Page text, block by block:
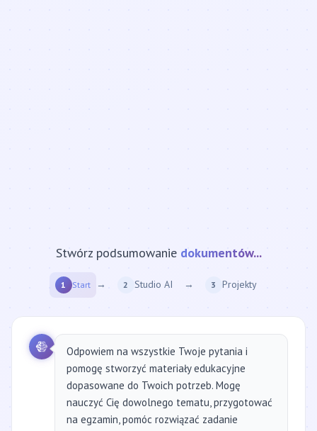
Stwórz podsumowanie strony internetowej...
1 Start → 2 Studio AI → 3 Projekty
Odpowiem na wszystkie Twoje pytania i
pomogę stworzyć materiały edukacyjne
dopasowane do Twoich potrzeb. Mogę
nauczyć Cię dowolnego tematu, przygotować
na egzamin, pomóc rozwiązać zadanie